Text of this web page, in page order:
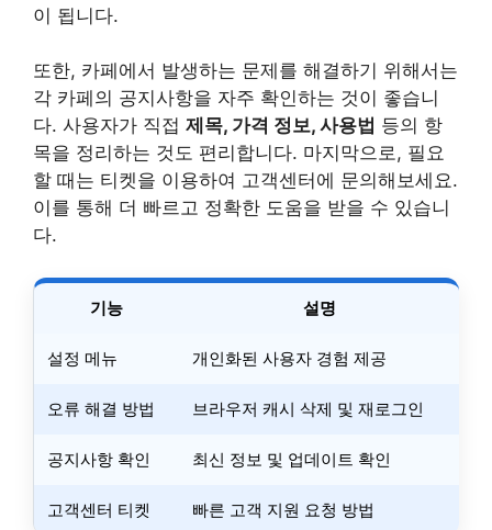
이 됩니다.
또한, 카페에서 발생하는 문제를 해결하기 위해서는
각 카페의 공지사항을 자주 확인하는 것이 좋습니
다. 사용자가 직접 제목, 가격 정보, 사용법 등의 항
목을 정리하는 것도 편리합니다. 마지막으로, 필요
할 때는 티켓을 이용하여 고객센터에 문의해보세요.
이를 통해 더 빠르고 정확한 도움을 받을 수 있습니
다.
기능 설명
설정 메뉴 개인화된 사용자 경험 제공
오류 해결 방법 브라우저 캐시 삭제 및 재로그인
공지사항 확인 최신 정보 및 업데이트 확인
고객센터 티켓 빠른 고객 지원 요청 방법